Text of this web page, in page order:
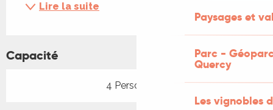
Paysages et
Parc -
Quercy
Les vignobles
Lire la suite
Capacité
4 Personne(s)